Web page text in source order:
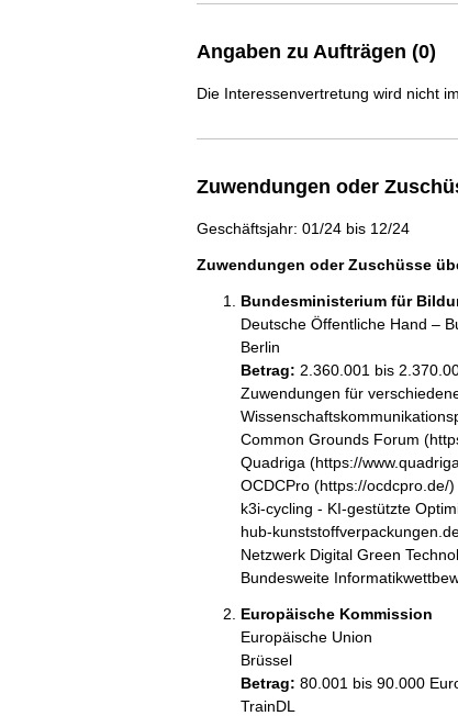
Angaben zu Aufträgen (0)
Die Interessenvertretung wird nicht
Zuwendungen oder
Geschäftsjahr: 01/24 bis 12/24
Zuwendungen oder Zuschüsse
Bundesministerium für
Deutsche Öffentliche Hand –
Berlin
Betrag: 2.360.001 bis
Zuwendungen für
Common Grounds Forum
Quadriga (https://
OCDCPro (https://ocdcpro.de/)
k3i-cycling - KI-gestützte
hub-
Netzwerk Digital Green
Bundesweite
Europäische Kommission
Europäische Union
Brüssel
Betrag: 80.001 bis 90.000
TrainDL